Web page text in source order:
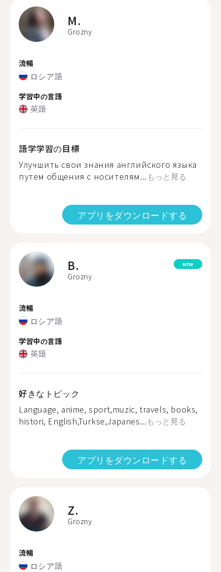
M.
Grozny
流暢
ロシア語
学習中の言語
英語
語学学習の目標
Улучшить свои знания английского языка
путем общения с носителям... もっと見る
アプリをダウンロードする
B.
Grozny
NEW
流暢
ロシア語
学習中の言語
英語
好きなトピック
Language, anime, sport,muzic, travels, books,
histori, English,Turkse,Japanes...もっと見る
アプリをダウンロードする
Z.
Grozny
流暢
ロシア語